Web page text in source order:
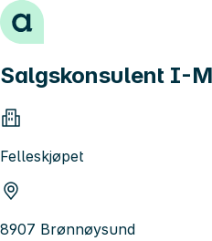
Hopp til innhold
Salgskonsulent I-
Felleskjøpet
8907 Brønnøysund